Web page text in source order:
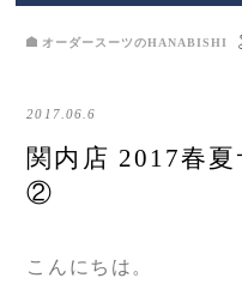
オーダースーツのHANABISHI
2017.06.6
関内店 2017春
②
こんにちは。